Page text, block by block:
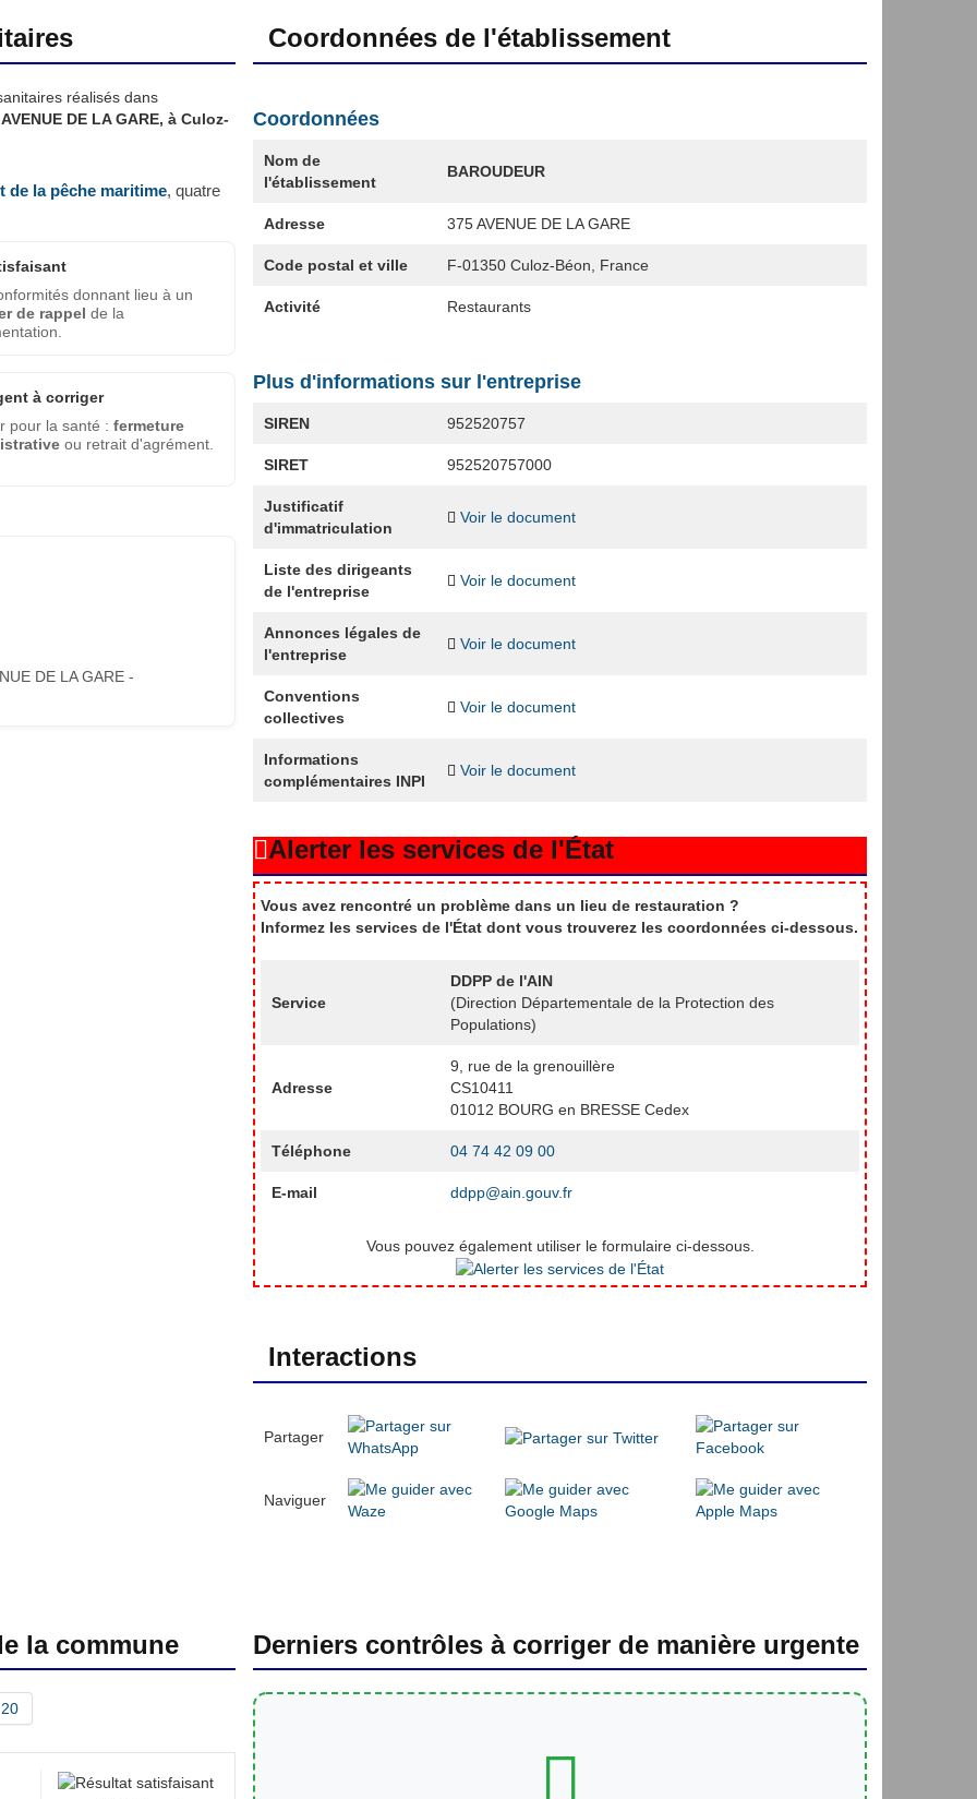
réalisés dans
DE LA GARE, à Culoz-
de la pêche maritime, quatre
donnant lieu à un
de rappel de la
à corriger
pour la santé : fermeture
ou retrait d'agrément.
DE LA GARE -
Coordonnées de l'établissement
Coordonnées
Nom de
l'établissement
BAROUDEUR
Adresse 375 AVENUE DE LA GARE
Code postal et ville F-01350 Culoz-Béon, France
Activité Restaurants
Plus d'informations sur l'entreprise
SIREN 952520757
SIRET 952520757000
Justificatif
d'immatriculation
Voir le document
Liste des dirigeants
de l'entreprise
Voir le document
Annonces légales de
l'entreprise
Voir le document
Conventions
collectives
Voir le document
Informations
complémentaires INPI
Voir le document
Alerter les services de l'État
Vous avez rencontré un problème dans un lieu de restauration ?
Informez les services de l'État dont vous trouverez les coordonnées ci-dessous.
Service
DDPP de l'AIN
(Direction Départementale de la Protection des
Populations)
Adresse
9, rue de la grenouillère
CS10411
01012 BOURG en BRESSE Cedex
Téléphone 04 74 42 09 00
E-mail ddpp@ain.gouv.fr
Vous pouvez également utiliser le formulaire ci-dessous.
Interactions
Partager
Naviguer
la commune
20
Derniers contrôles à corriger de manière urgente